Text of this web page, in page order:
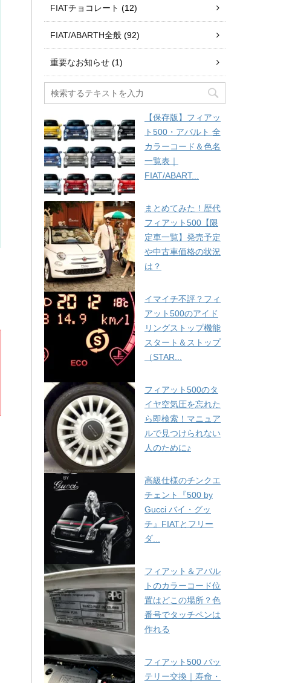
FIATチョコレート (12)
FIAT/ABARTH全般 (92)
重要なお知らせ (1)
【保存版】フィアッ
ト500・アバルト 全
カラーコード＆色名
一覧表｜
FIAT/ABART...
まとめてみた！歴代
フィアット500【限
定車一覧】発売予定
や中古車価格の状況
は？
イマイチ不評？フィ
アット500のアイド
リングストップ機能
スタート＆ストップ
（STAR...
フィアット500のタ
イヤ空気圧を忘れた
ら即検索！マニュア
ルで見つけられない
人のために♪
高級仕様のチンクエ
チェント『500 by
Gucci バイ・グッ
チ』FIATとフリー
ダ...
フィアット＆アバル
トのカラーコード位
置はどこの場所？色
番号でタッチペンは
作れる
フィアット500 バッ
テリー交換｜寿命・